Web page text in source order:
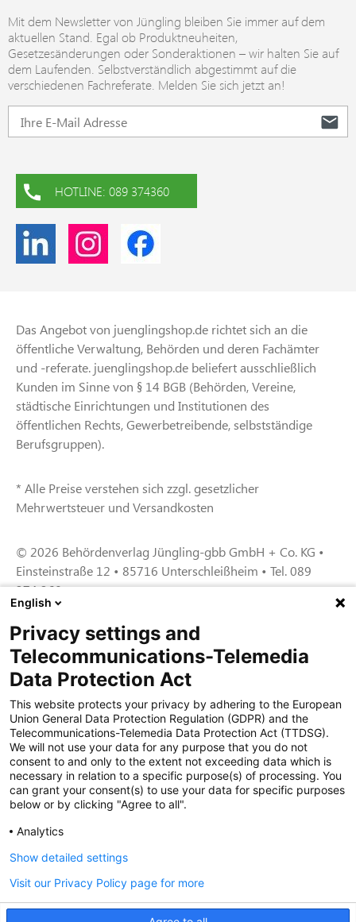
Mit dem Newsletter von Jüngling bleiben Sie immer auf dem
aktuellen Stand. Egal ob Produktneuheiten,
Gesetzesänderungen oder Sonderaktionen – wir halten Sie auf
dem Laufenden. Selbstverständlich abgestimmt auf die
verschiedenen Fachreferate. Melden Sie sich jetzt an!
HOTLINE: 089 374360
Das Angebot von juenglingshop.de richtet sich an die
öffentliche Verwaltung, Behörden und deren Fachämter
und -referate. juenglingshop.de beliefert ausschließlich
Kunden im Sinne von § 14 BGB (Behörden, Vereine,
städtische Einrichtungen und Institutionen des
öffentlichen Rechts, Gewerbetreibende, selbstständige
Berufsgruppen).
* Alle Preise verstehen sich zzgl. gesetzlicher
Mehrwertsteuer und Versandkosten
© 2026 Behördenverlag Jüngling-gbb GmbH + Co. KG •
Einsteinstraße 12 • 85716 Unterschleißheim • Tel. 089
374 360
Zertifiziert für das Sicherheitsmanagem
entsystem unter TU4® durch TÜViT Essen
Zertifiziert für das QM-System nach DIN EN
ISO 9001: 2015, Reg.-Nr. 44 100 091350
durch TÜV NORD CERT
Zertifiziert für Sicherheits- und
Zertifiziert als qualifiziertes Unternehmen für
öffentliche Aufträge durch das ABZ Bayern
English
Privacy settings and
Telecommunications-Telemedia
Data Protection Act
This website protects your privacy by adhering to the European
Union General Data Protection Regulation (GDPR) and the
Telecommunications-Telemedia Data Protection Act (TTDSG).
We will not use your data for any purpose that you do not
consent to and only to the extent not exceeding data which is
necessary in relation to a specific purpose(s) of processing. You
can grant your consent(s) to use your data for specific purposes
below or by clicking "Agree to all".
Analytics
Show detailed settings
Visit our Privacy Policy page for more